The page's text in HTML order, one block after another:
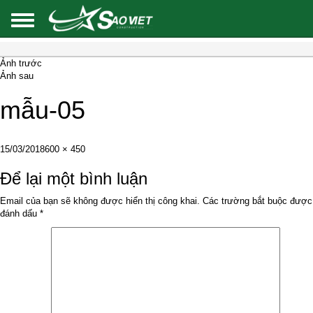
Ảnh trước
Ảnh sau
mẫu-05
Đăng
ngày
15/03/2018Kích
đầy
đủ
600 × 450
Để lại một bình luận
Email của bạn sẽ không được hiển thị công khai. Các trường bắt buộc được
đánh dấu *